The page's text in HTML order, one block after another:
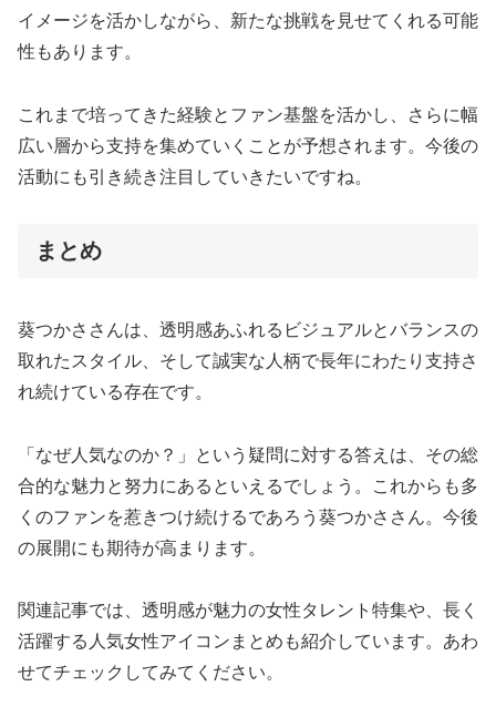
イメージを活かしながら、新たな挑戦を見せてくれる可能
性もあります。
これまで培ってきた経験とファン基盤を活かし、さらに幅
広い層から支持を集めていくことが予想されます。今後の
活動にも引き続き注目していきたいですね。
まとめ
葵つかささんは、透明感あふれるビジュアルとバランスの
取れたスタイル、そして誠実な人柄で長年にわたり支持さ
れ続けている存在です。
「なぜ人気なのか？」という疑問に対する答えは、その総
合的な魅力と努力にあるといえるでしょう。これからも多
くのファンを惹きつけ続けるであろう葵つかささん。今後
の展開にも期待が高まります。
関連記事では、透明感が魅力の女性タレント特集や、長く
活躍する人気女性アイコンまとめも紹介しています。あわ
せてチェックしてみてください。